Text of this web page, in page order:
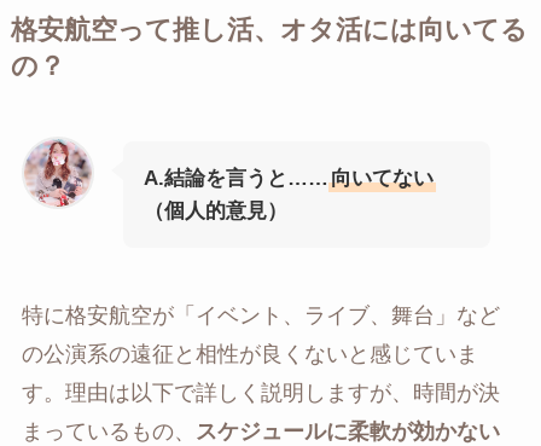
格安航空って推し活、オタ活には向いてる
の？
A.結論を言うと…… 向いてない
（個人的意見）
特に格安航空が「イベント、ライブ、舞台」など
の公演系の遠征と相性が良くないと感じていま
す。理由は以下で詳しく説明しますが、時間が決
まっているもの、
スケジュールに柔軟が効かない